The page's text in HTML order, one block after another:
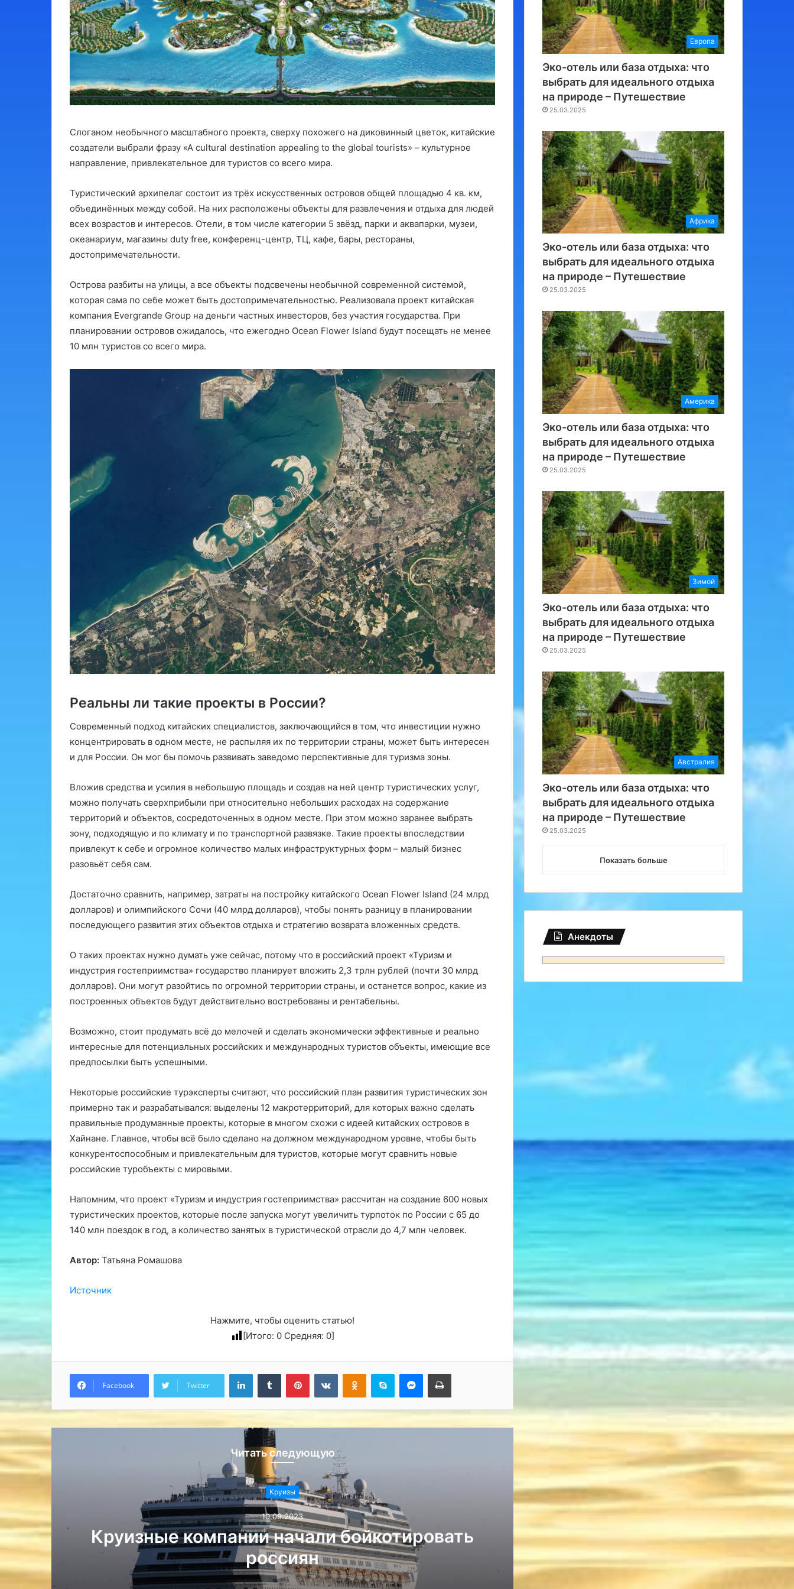
Слоганом необычного масштабного проекта, сверху похожего на диковинный цветок, китайские
создатели выбрали фразу «А cultural destination appealing to the global tourists» – культурное
направление, привлекательное для туристов со всего мира.
Туристический архипелаг состоит из трёх искусственных островов общей площадью 4 кв. км,
объединённых между собой. На них расположены объекты для развлечения и отдыха для людей
всех возрастов и интересов. Отели, в том числе категории 5 звёзд, парки и аквапарки, музеи,
океанариум, магазины duty free, конференц-центр, ТЦ, кафе, бары, рестораны,
достопримечательности.
Острова разбиты на улицы, а все объекты подсвечены необычной современной системой,
которая сама по себе может быть достопримечательностью. Реализовала проект китайская
компания Evergrande Group на деньги частных инвесторов, без участия государства. При
планировании островов ожидалось, что ежегодно Ocean Flower Island будут посещать не менее
10 млн туристов со всего мира.
Реальны ли такие проекты в России?
Современный подход китайских специалистов, заключающийся в том, что инвестиции нужно
концентрировать в одном месте, не распыляя их по территории страны, может быть интересен
и для России. Он мог бы помочь развивать заведомо перспективные для туризма зоны.
Вложив средства и усилия в небольшую площадь и создав на ней центр туристических услуг,
можно получать сверхприбыли при относительно небольших расходах на содержание
территорий и объектов, сосредоточенных в одном месте. При этом можно заранее выбрать
зону, подходящую и по климату и по транспортной развязке. Такие проекты впоследствии
привлекут к себе и огромное количество малых инфраструктурных форм – малый бизнес
разовьёт себя сам.
Достаточно сравнить, например, затраты на постройку китайского Ocean Flower Island (24 млрд
долларов) и олимпийского Сочи (40 млрд долларов), чтобы понять разницу в планировании
последующего развития этих объектов отдыха и стратегию возврата вложенных средств.
О таких проектах нужно думать уже сейчас, потому что в российский проект «Туризм и
индустрия гостеприимства» государство планирует вложить 2,3 трлн рублей (почти 30 млрд
долларов). Они могут разойтись по огромной территории страны, и останется вопрос, какие из
построенных объектов будут действительно востребованы и рентабельны.
Возможно, стоит продумать всё до мелочей и сделать экономически эффективные и реально
интересные для потенциальных российских и международных туристов объекты, имеющие все
предпосылки быть успешными.
Некоторые российские турэксперты считают, что российский план развития туристических зон
примерно так и разрабатывался: выделены 12 макротерриторий, для которых важно сделать
правильные продуманные проекты, которые в многом схожи с идеей китайских островов в
Хайнане. Главное, чтобы всё было сделано на должном международном уровне, чтобы быть
конкурентоспособным и привлекательным для туристов, которые могут сравнить новые
российские туробъекты с мировыми.
Напомним, что проект «Туризм и индустрия гостеприимства» рассчитан на создание 600 новых
туристических проектов, которые после запуска могут увеличить турпоток по России с 65 до
140 млн поездок в год, а количество занятых в туристической отрасли до 4,7 млн человек.
Автор: Татьяна Ромашова
Источник
Нажмите, чтобы оценить статью!
[Итого: 0Средняя: 0]
Facebook Twitter
LinkedInTumblr PinterestВконтактеОдноклассники
Skype MessengerПечатать
Читать следующую
Круизы
10.09.2023
О морских круизных лайнерах: типы и
классификация
Сингапур –
Европа
Эко-отель или база отдыха: что
выбрать для идеального отдыха
на природе – Путешествие
25.03.2025
Африка
Эко-отель или база отдыха: что
выбрать для идеального отдыха
на природе – Путешествие
25.03.2025
Америка
Эко-отель или база отдыха: что
выбрать для идеального отдыха
на природе – Путешествие
25.03.2025
Зимой
Эко-отель или база отдыха: что
выбрать для идеального отдыха
на природе – Путешествие
25.03.2025
Австралия
Эко-отель или база отдыха: что
выбрать для идеального отдыха
на природе – Путешествие
25.03.2025
Показать больше
Анекдоты